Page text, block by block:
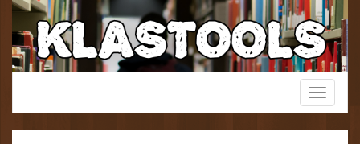
Skip
content
KlasTools
Een verzamelwebsite voor het lager onderwijs!
Toggle